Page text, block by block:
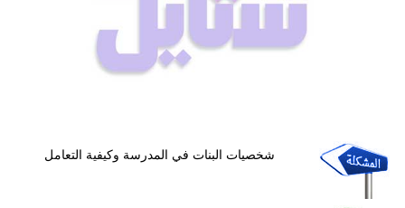
شخصيات البنات في المدرسة وكيفية التعامل